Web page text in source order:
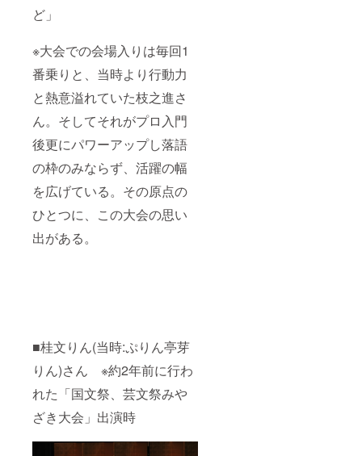
ど」
※大会での会場入りは毎回1
番乗りと、当時より行動力
と熱意溢れていた枝之進さ
ん。そしてそれがプロ入門
後更にパワーアップし落語
の枠のみならず、活躍の幅
を広げている。その原点の
ひとつに、この大会の思い
出がある。
■桂文りん(当時:ぷりん亭芽
りん)さん ※約2年前に行わ
れた「国文祭、芸文祭みや
ざき大会」出演時